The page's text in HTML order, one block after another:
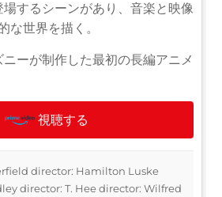
場するシーンがあり、音楽と映像
な世界を描く。
ーが制作した最初の長編アニメ
視聴する
director: Hamilton Luske
director: T. Hee director: Wilfred